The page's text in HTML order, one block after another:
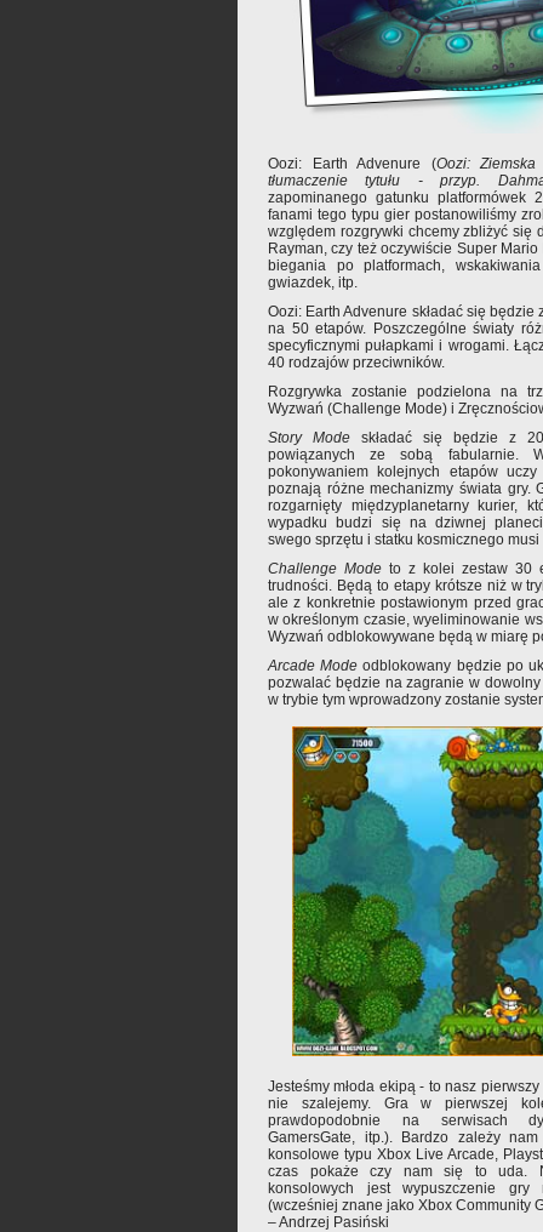
Oozi: Earth Advenure (Oozi:
tłumaczenie tytułu - przyp.
zapominanego gatunku platformówek
fanami tego typu gier postanowiliśmy
względem rozgrywki chcemy zbliżyć się
Rayman, czy też oczywiście Super
biegania po platformach,
gwiazdek, itp.
Oozi: Earth Advenure składać się
na 50 etapów. Poszczególne światy
specyficznymi pułapkami i wrogami.
40 rodzajów przeciwników.
Rozgrywka zostanie podzielona na
Wyzwań (Challenge Mode) i
Story Mode składać się będzie z
powiązanych ze sobą
pokonywaniem kolejnych etapów
poznają różne mechanizmy świata gry.
rozgarnięty międzyplanetarny kurier,
wypadku budzi się na dziwnej
swego sprzętu i statku kosmicznego
Challenge Mode to z kolei zestaw 30
trudności. Będą to etapy krótsze niż w
ale z konkretnie postawionym przed
w określonym czasie, wyeliminowanie
Wyzwań odblokowywane będą w miarę
Arcade Modeodblokowany będzie po
pozwalać będzie na zagranie w
w trybie tym wprowadzony zostanie
Jesteśmy młoda ekipą - to nasz
nie szalejemy. Gra w pierwszej
prawdopodobnie na serwisach
GamersGate, itp.). Bardzo zależy
konsolowe typu Xbox Live Arcade,
czas pokaże czy nam się to uda.
konsolowych jest wypuszczenie
(wcześniej znane jako Xbox Community
– Andrzej Pasiński